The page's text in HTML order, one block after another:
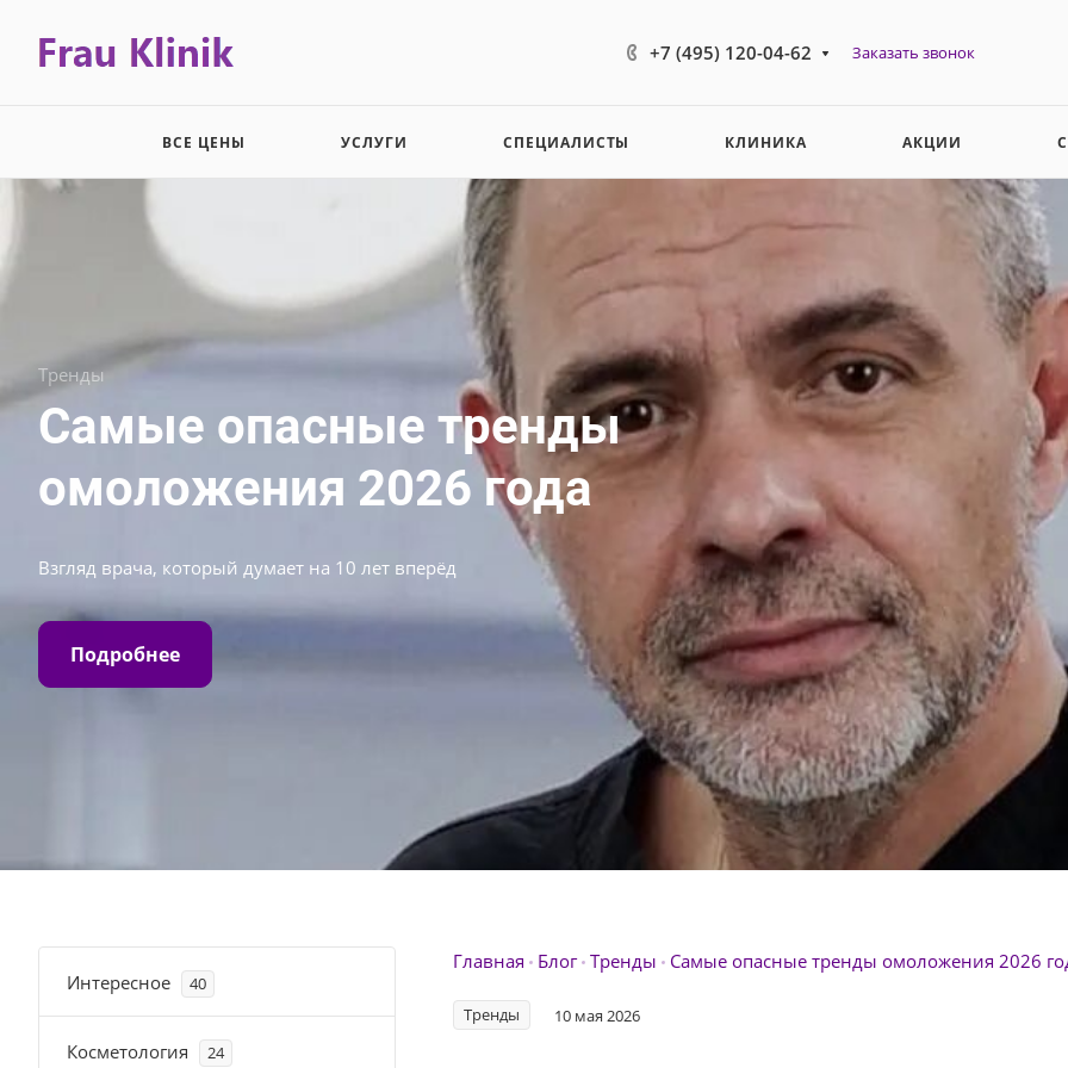
+7 (495) 120-04-62 Заказать звонок
ВСЕ ЦЕНЫ УСЛУГИ СПЕЦИАЛИСТЫ КЛИНИКА АКЦИИ
Тренды
Самые опасные тренды
омоложения 2026 года
Взгляд врача, который думает на 10 лет вперёд
Подробнее
Главная Блог Тренды Самые опасные тренды омоложения 2026
Тренды 10 мая 2026
Интересное 40
Косметология 24